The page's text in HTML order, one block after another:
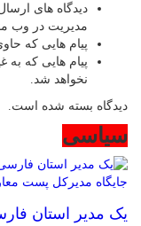
دیدگاه های
مدیریت در وب
پیام هایی که
پیام هایی که به
نخواهد شد.
دیدگاه بسته شده است.
سیاسی
یک مدیر استان